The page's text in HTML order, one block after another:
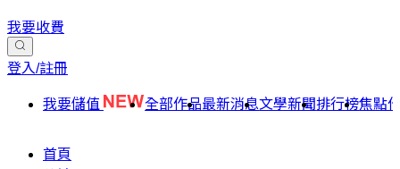
我要收費
登入/註冊
我要儲值 全部作品最新消息文學新聞排行榜焦點
首頁